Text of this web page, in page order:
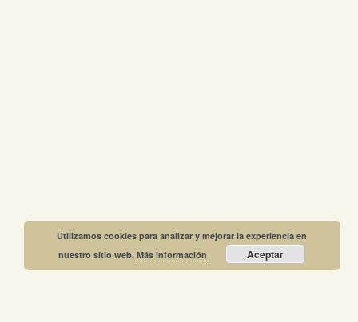
Utilizamos cookies para analizar y mejorar la experiencia en
nuestro sitio web.Más información Aceptar